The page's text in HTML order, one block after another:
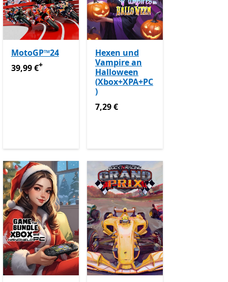
Pass
Enthält In-App-Käufe
Käufe
MotoGP™24
39,99 €Enthält In-App-Käufe
39,99 €+
Hexen und
Vampire an
Halloween
(Xbox+XPA+PC
)
7,29 €
7,29 €